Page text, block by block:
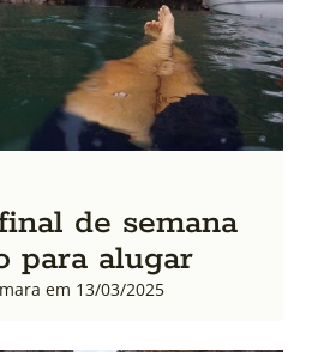
de semana
para alugar
em 13/03/2025